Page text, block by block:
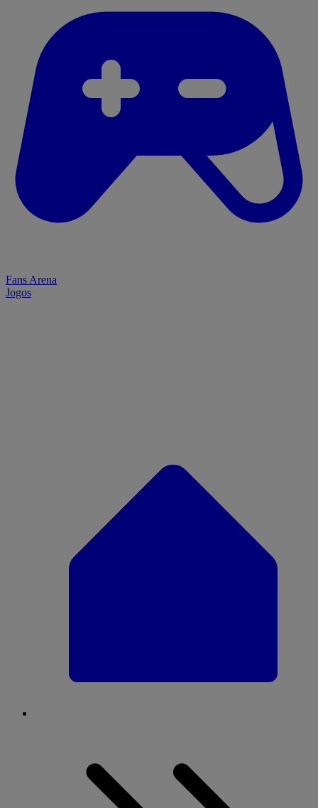
Fans Arena
Jogos